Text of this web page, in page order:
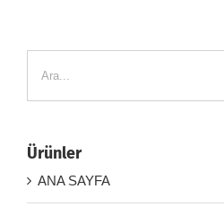
Ürünler
ANA SAYFA